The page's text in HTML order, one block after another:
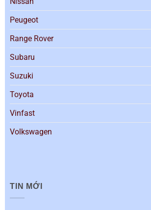
Peugeot
Range Rover
Subaru
Suzuki
Toyota
Vinfast
Volkswagen
TIN MỚI